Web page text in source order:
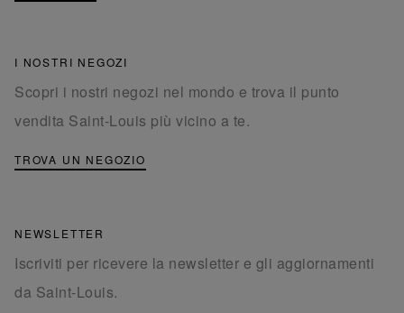
I NOSTRI NEGOZI
Scopri i nostri negozi nel mondo e trova il punto
vendita Saint-Louis più vicino a te.
TROVA UN NEGOZIO
NEWSLETTER
Iscriviti per ricevere la newsletter e gli aggiornamenti
da Saint-Louis.